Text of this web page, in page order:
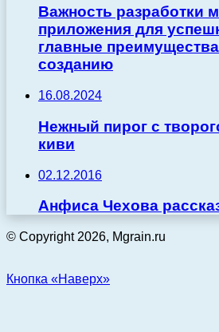
Важность разработки
приложения для
главные
созданию
16.08.2024
Нежный пирог с
киви
02.12.2016
Анфиса Чехова
© Copyright 2026, Mgrain.ru
Кнопка «Наверх»